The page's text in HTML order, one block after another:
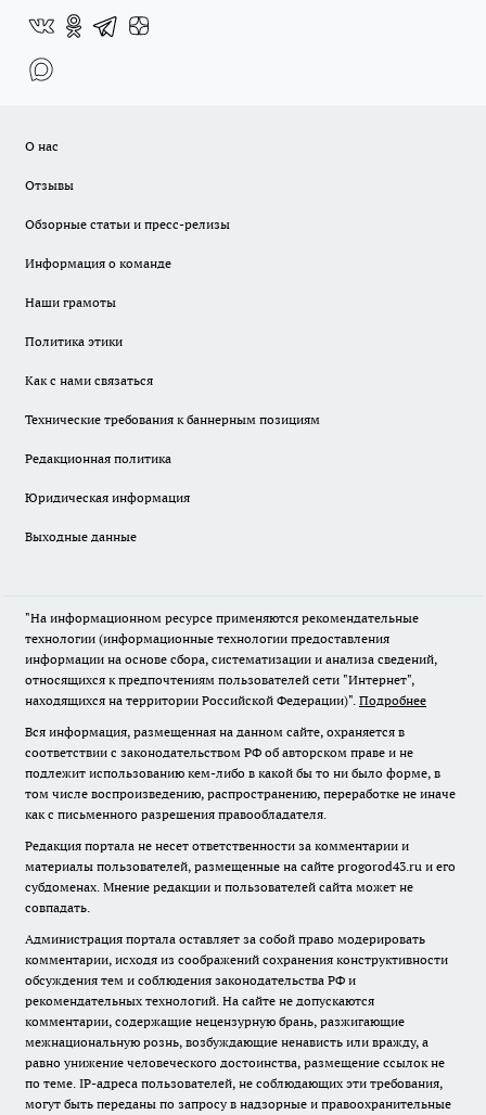
О нас
Отзывы
Обзорные статьи и пресс-релизы
Информация о команде
Наши грамоты
Политика этики
Как с нами связаться
Технические требования к баннерным позициям
Редакционная политика
Юридическая информация
Выходные данные
"На информационном ресурсе применяются рекомендательные
технологии (информационные технологии предоставления
информации на основе сбора, систематизации и анализа сведений,
относящихся к предпочтениям пользователей сети "Интернет",
находящихся на территории Российской Федерации)". Подробнее
Вся информация, размещенная на данном сайте, охраняется в
соответствии с законодательством РФ об авторском праве и не
подлежит использованию кем-либо в какой бы то ни было форме, в
том числе воспроизведению, распространению, переработке не иначе
как с письменного разрешения правообладателя.
Редакция портала не несет ответственности за комментарии и
материалы пользователей, размещенные на сайте progorod43.ru и его
субдоменах. Мнение редакции и пользователей сайта может не
совпадать.
Администрация портала оставляет за собой право модерировать
комментарии, исходя из соображений сохранения конструктивности
обсуждения тем и соблюдения законодательства РФ и
рекомендательных технологий. На сайте не допускаются
комментарии, содержащие нецензурную брань, разжигающие
межнациональную рознь, возбуждающие ненависть или вражду, а
равно унижение человеческого достоинства, размещение ссылок не
по теме. IP-адреса пользователей, не соблюдающих эти требования,
могут быть переданы по запросу в надзорные и правоохранительные